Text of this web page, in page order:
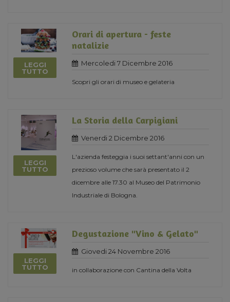
LEGGI
TUTTO
Orari di apertura - feste
natalizie
Mercoledi 7 Dicembre 2016
Scopri gli orari di museo e gelateria
LEGGI
TUTTO
La Storia della Carpigiani
Venerdi 2 Dicembre 2016
L'azienda festeggia i suoi settant'anni con un
prezioso volume che sarà presentato il 2
dicembre alle 17.30 al Museo del Patrimonio
Industriale di Bologna.
LEGGI
TUTTO
Degustazione "Vino & Gelato"
Giovedi 24 Novembre 2016
in collaborazione con Cantina della Volta